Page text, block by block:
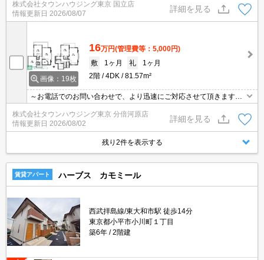
株式会社タウンハウジング東京 国立店
情報更新日 2026/08/07
詳細を見る
画像：19枚
16万円(管理費等：5,000円)
敷
1ヶ月 礼
1ヶ月
2階
4DK 81.57m²
～お電話でのお問い合わせで、より迅速にご対応させて頂きます～
地域密着タウンハウジングまで～
株式会社タウンハウジング東京 分倍河原店
情報更新日 2026/08/02
詳細を見る
残り2件を表示する
賃貸アパート ハーブス カモミール
西武拝島線/東大和市駅 徒歩14分
東京都小平市小川町１丁目
築6年
2階建